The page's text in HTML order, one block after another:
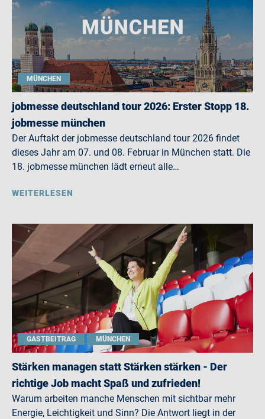
MÜNCHEN
jobmesse deutschland tour 2026: Erster Stopp 18.
jobmesse münchen
Der Auftakt der jobmesse deutschland tour 2026 findet
dieses Jahr am 07. und 08. Februar in München statt. Die
18. jobmesse münchen lädt erneut alle…
WEITERLESEN
GASTBEITRAG MÜNCHEN
Stärken managen statt Stärken stärken - Der
richtige Job macht Spaß und zufrieden!
Warum arbeiten manche Menschen mit sichtbar mehr
Energie, Leichtigkeit und Sinn? Die Antwort liegt in der